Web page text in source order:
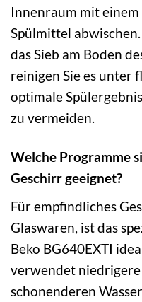
Innenraum mit
Spülmittel
das Sieb am Boden
reinigen Sie es unter
optimale
zu vermeiden.
Welche Programme
Geschirr geeignet?
Für empfindliches
Glaswaren, ist das
Beko BG640EXTI
verwendet
schonenderen